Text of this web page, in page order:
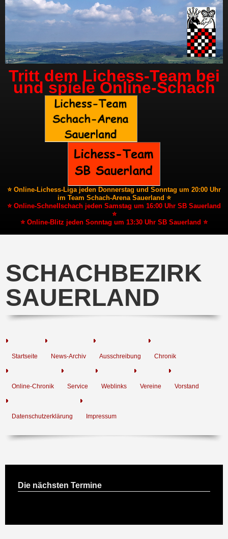
Tritt dem Lichess-Team bei
und spiele Online-Schach
⭐ Online-Lichess-Liga jeden Donnerstag und Sonntag um 20:00 Uhr
im Team Schach-Arena Sauerland ⭐
⭐ Online-Schnellschach jeden Samstag um 16:00 Uhr SB Sauerland
⭐
⭐ Online-Blitz jeden Sonntag um 13:30 Uhr SB Sauerland ⭐
SCHACHBEZIRK
SAUERLAND
Startseite News-Archiv Ausschreibung Chronik
Online-Chronik Service Weblinks Vereine Vorstand
Datenschutzerklärung Impressum
Die nächsten Termine